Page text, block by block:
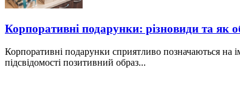
Корпоративні подарунки: різновиди та як
Корпоративні подарунки сприятливо позначаються на
підсвідомості позитивний образ...